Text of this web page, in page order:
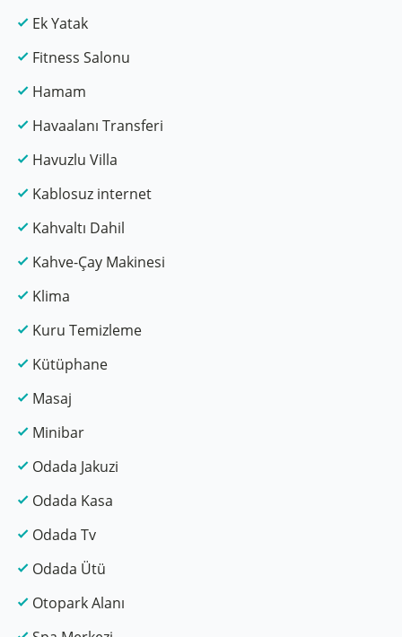
Ek Yatak
Fitness Salonu
Hamam
Havaalanı Transferi
Havuzlu Villa
Kablosuz internet
Kahvaltı Dahil
Kahve-Çay Makinesi
Klima
Kuru Temizleme
Kütüphane
Masaj
Minibar
Odada Jakuzi
Odada Kasa
Odada Tv
Odada Ütü
Otopark Alanı